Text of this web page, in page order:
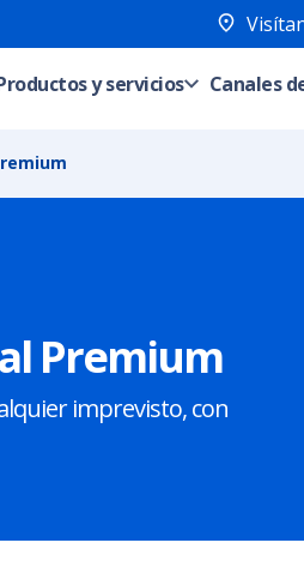
y servicios Canales
Premium
imprevisto, con